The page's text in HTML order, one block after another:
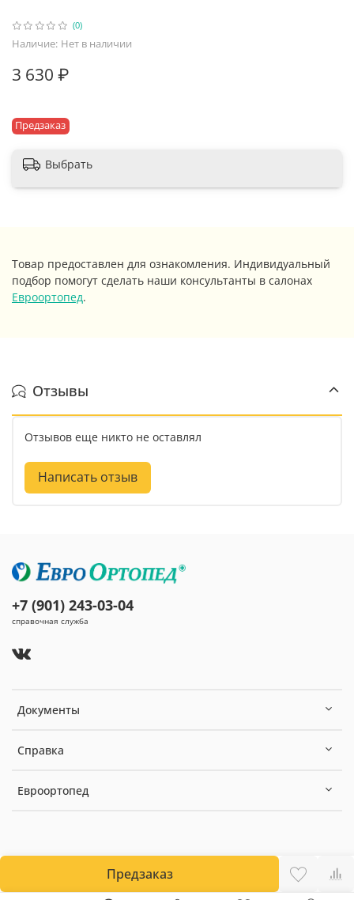
(0)
Наличие: Нет в наличии
Предзаказ
3 630 ₽
Предзаказ
Выбрать
Товар предоставлен для ознакомления. Индивидуальный
подбор помогут сделать наши консультанты в салонах
Евроортопед.
Отзывы
Отзывов еще никто не оставлял
Написать отзыв
Документы
Справка
Евроортопед
+7 (901) 243-03-04
справочная служба